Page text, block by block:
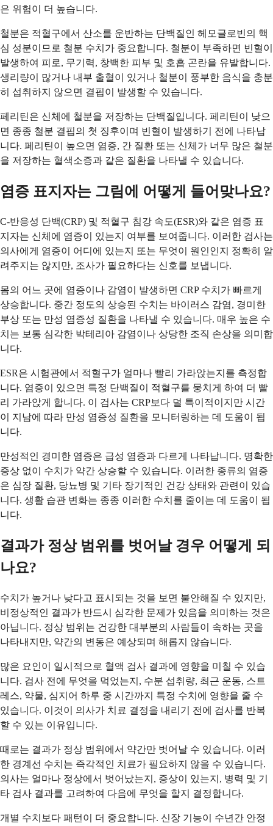
은 위험이 더 높습니다.
철분은 적혈구에서 산소를 운반하는 단백질인 헤모글로빈의 핵
심 성분이므로 철분 수치가 중요합니다. 철분이 부족하면 빈혈이
발생하여 피로, 무기력, 창백한 피부 및 호흡 곤란을 유발합니다.
생리량이 많거나 내부 출혈이 있거나 철분이 풍부한 음식을 충분
히 섭취하지 않으면 결핍이 발생할 수 있습니다.
페리틴은 신체에 철분을 저장하는 단백질입니다. 페리틴이 낮으
면 종종 철분 결핍의 첫 징후이며 빈혈이 발생하기 전에 나타납
니다. 페리틴이 높으면 염증, 간 질환 또는 신체가 너무 많은 철분
을 저장하는 혈색소증과 같은 질환을 나타낼 수 있습니다.
염증 표지자는 그림에 어떻게 들어맞나요?
C-반응성 단백(CRP) 및 적혈구 침강 속도(ESR)와 같은 염증 표
지자는 신체에 염증이 있는지 여부를 보여줍니다. 이러한 검사는
의사에게 염증이 어디에 있는지 또는 무엇이 원인인지 정확히 알
려주지는 않지만, 조사가 필요하다는 신호를 보냅니다.
몸의 어느 곳에 염증이나 감염이 발생하면 CRP 수치가 빠르게
상승합니다. 중간 정도의 상승된 수치는 바이러스 감염, 경미한
부상 또는 만성 염증성 질환을 나타낼 수 있습니다. 매우 높은 수
치는 보통 심각한 박테리아 감염이나 상당한 조직 손상을 의미합
니다.
ESR은 시험관에서 적혈구가 얼마나 빨리 가라앉는지를 측정합
니다. 염증이 있으면 특정 단백질이 적혈구를 뭉치게 하여 더 빨
리 가라앉게 합니다. 이 검사는 CRP보다 덜 특이적이지만 시간
이 지남에 따라 만성 염증성 질환을 모니터링하는 데 도움이 됩
니다.
만성적인 경미한 염증은 급성 염증과 다르게 나타납니다. 명확한
증상 없이 수치가 약간 상승할 수 있습니다. 이러한 종류의 염증
은 심장 질환, 당뇨병 및 기타 장기적인 건강 상태와 관련이 있습
니다. 생활 습관 변화는 종종 이러한 수치를 줄이는 데 도움이 됩
니다.
결과가 정상 범위를 벗어날 경우 어떻게 되
나요?
수치가 높거나 낮다고 표시되는 것을 보면 불안해질 수 있지만,
비정상적인 결과가 반드시 심각한 문제가 있음을 의미하는 것은
아닙니다. 정상 범위는 건강한 대부분의 사람들이 속하는 곳을
나타내지만, 약간의 변동은 예상되며 해롭지 않습니다.
많은 요인이 일시적으로 혈액 검사 결과에 영향을 미칠 수 있습
니다. 검사 전에 무엇을 먹었는지, 수분 섭취량, 최근 운동, 스트
레스, 약물, 심지어 하루 중 시간까지 특정 수치에 영향을 줄 수
있습니다. 이것이 의사가 치료 결정을 내리기 전에 검사를 반복
할 수 있는 이유입니다.
때로는 결과가 정상 범위에서 약간만 벗어날 수 있습니다. 이러
한 경계선 수치는 즉각적인 치료가 필요하지 않을 수 있습니다.
의사는 얼마나 정상에서 벗어났는지, 증상이 있는지, 병력 및 기
타 검사 결과를 고려하여 다음에 무엇을 할지 결정합니다.
개별 수치보다 패턴이 더 중요합니다. 신장 기능이 수년간 안정